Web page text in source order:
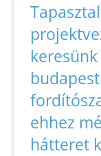
ehhez
hátteret